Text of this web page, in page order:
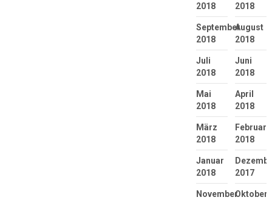
2018
2018
September
2018
August
2018
Juli
2018
Juni
2018
Mai
2018
April
2018
März
2018
Februar
2018
Januar
2018
2017
NovemberOktober